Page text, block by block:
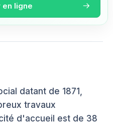
en ligne
datant de 1871,
travaux
d'accueil est de 38